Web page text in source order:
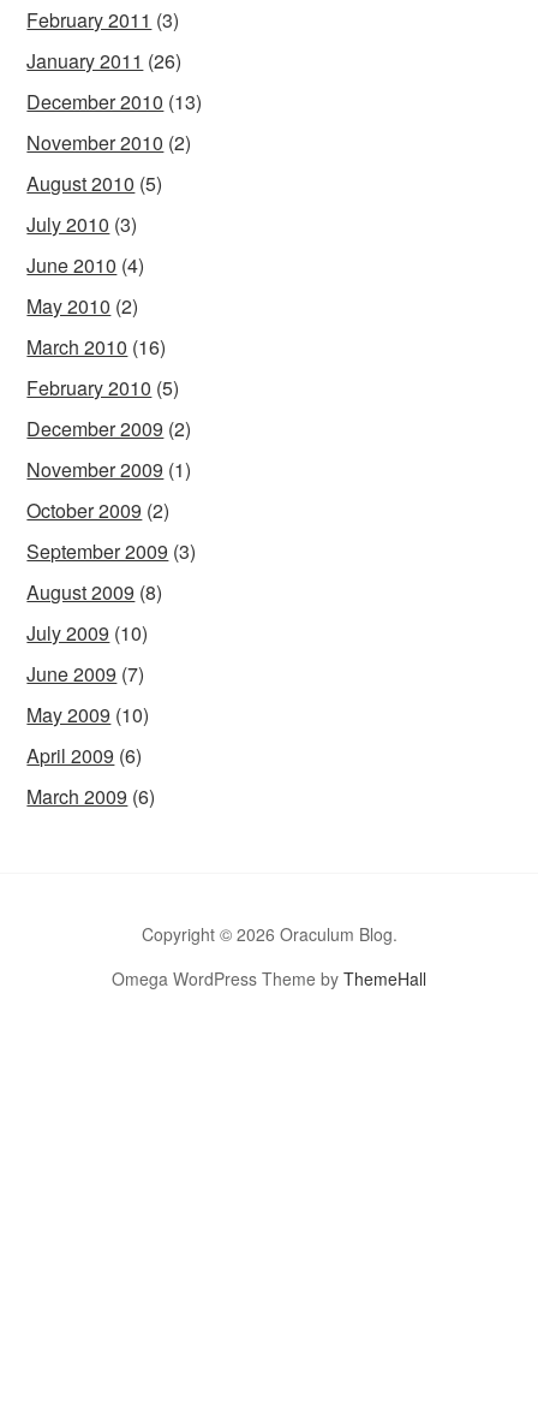
February 2011 (3)
January 2011 (26)
December 2010 (13)
November 2010 (2)
August 2010 (5)
July 2010 (3)
June 2010 (4)
May 2010 (2)
March 2010 (16)
February 2010 (5)
December 2009 (2)
November 2009 (1)
October 2009 (2)
September 2009 (3)
August 2009 (8)
July 2009 (10)
June 2009 (7)
May 2009 (10)
April 2009 (6)
March 2009 (6)
Copyright © 2026 Oraculum Blog.
Omega WordPress Theme by ThemeHall